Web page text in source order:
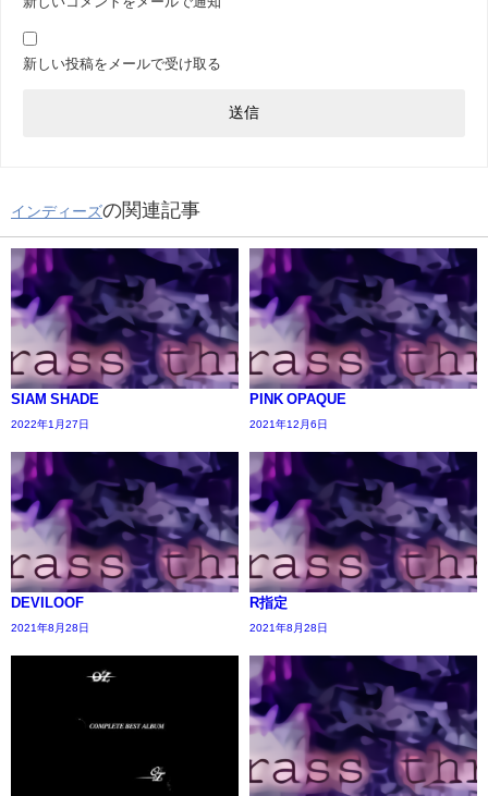
新しい投稿をメールで受け取る
インディーズの関連記事
SIAM SHADE
2022年1月27日
PINK OPAQUE
2021年12月6日
DEVILOOF
2021年8月28日
R指定
2021年8月28日